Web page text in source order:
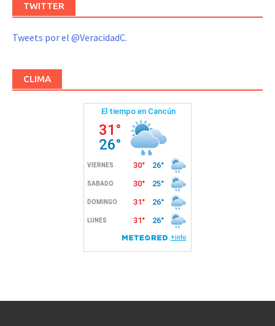
TWITTER
Tweets por el @VeracidadC.
CLIMA